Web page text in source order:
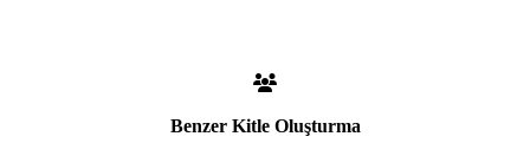
Benzer Kitle Oluşturma